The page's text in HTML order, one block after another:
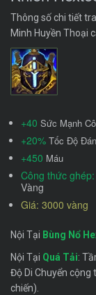
Thông số chi tiết
Minh Huyền Thoại
+40 Sức Mạnh
+20% Tốc Độ
+450 Máu
Công thức ghép:
Vàng
Giá: 3000 vàng
Nội Tại Bùng Nổ
Nội Tại Quá Tải:
Độ Di Chuyển
chiến).